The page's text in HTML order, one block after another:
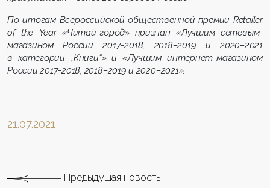
По итогам Всероссийской общественной премии Retailer
of the Year«Читай-город» признан «Лучшим сетевым
магазином России 2017-2018, 2018–2019 и 2020–2021
в категории „Книги“» и «Лучшим интернет-магазином
России 2017-2018, 2018–2019 и 2020–2021».
21.07.2021
Предыдущая новость